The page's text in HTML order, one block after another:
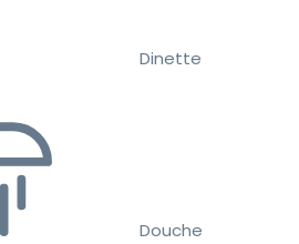
Dinette
Douche